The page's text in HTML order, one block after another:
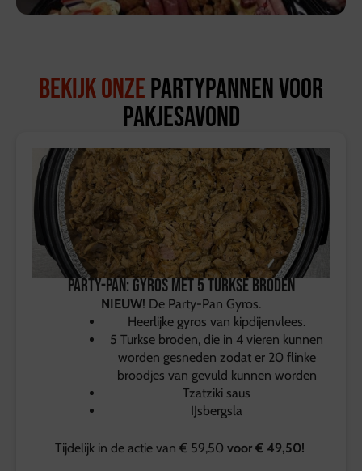
Bekijk onzepartypannen voor
pakjesavond
Party-pan: Gyros met 5 Turkse broden
NIEUW! De Party-Pan Gyros.
Heerlijke gyros van kipdijenvlees.
5 Turkse broden, die in 4 vieren kunnen
worden gesneden zodat er 20 flinke
broodjes van gevuld kunnen worden
Tzatziki saus
IJsbergsla
Tijdelijk in de actie van € 59,50 voor € 49,50!